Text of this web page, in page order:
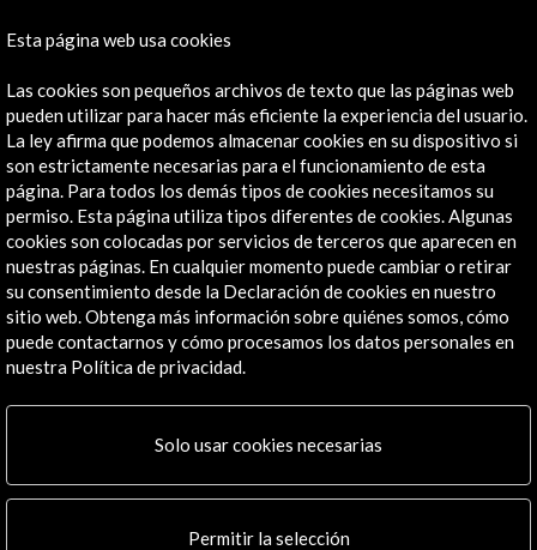
Contacta
info@accioncultural.es
+34 91 700 4000
José Abascal, 4 - 4º
28003 Madrid, España
Canales de contacto
Explora
Institucional
Actividades
Multimedia
Esta página web usa cookies
Las cookies son pequeños archivos de texto que las páginas web
pueden utilizar para hacer más eficiente la experiencia del usuario.
La ley afirma que podemos almacenar cookies en su dispositivo si
son estrictamente necesarias para el funcionamiento de esta
página. Para todos los demás tipos de cookies necesitamos su
permiso. Esta página utiliza tipos diferentes de cookies. Algunas
cookies son colocadas por servicios de terceros que aparecen en
nuestras páginas. En cualquier momento puede cambiar o retirar
su consentimiento desde la Declaración de cookies en nuestro
sitio web. Obtenga más información sobre quiénes somos, cómo
puede contactarnos y cómo procesamos los datos personales en
nuestra Política de privacidad.
Solo usar cookies necesarias
Permitir la selección